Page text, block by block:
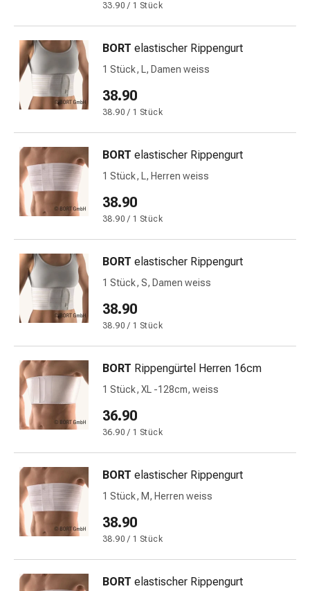
Fieberblasen
Hautausschlag
Akne
Naturmittel
Bachblütentherapie
Aus
Pflanzenknospen
Homöopathie
Phytotherapie
Schüssler-
Salz
Anthroposophika
Niere,
Blase,
Prostata
Harnwegsbeschwerden
Nieren-
Blasenbeschwerden
Schmerzen
&
Fieber
Kopfschmerzen
&
Migräne
Muskel-
Gelenkschmerzen
Kühlen
33.90 / 1 Stück
BORT elastischer Rippengurt
1 Stück, L, Damen weiss
38.90
38.90 / 1 Stück
BORT elastischer Rippengurt
1 Stück, L, Herren weiss
38.90
38.90 / 1 Stück
BORT elastischer Rippengurt
1 Stück, S, Damen weiss
38.90
38.90 / 1 Stück
BORT Rippengürtel Herren 16cm
1 Stück, XL -128cm, weiss
36.90
36.90 / 1 Stück
BORT elastischer Rippengurt
1 Stück, M, Herren weiss
38.90
38.90 / 1 Stück
BORT elastischer Rippengurt